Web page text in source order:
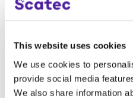
This website uses cookies
We use cookies to
provide social media
We also share information
48 сенсорів
року буде
робити його
альтернативою – є